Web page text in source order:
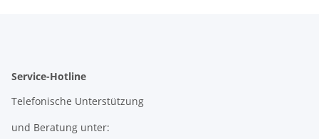
Service-Hotline
Telefonische Unterstützung
und Beratung unter: